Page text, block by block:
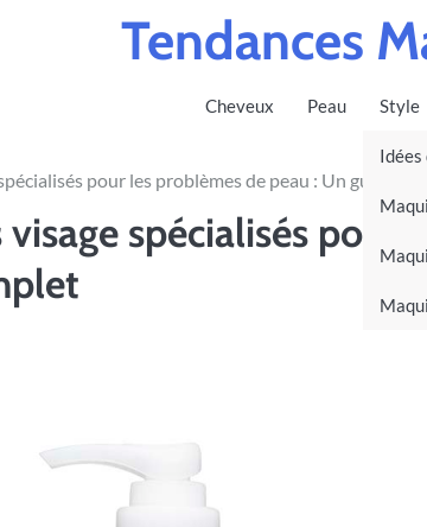
Tendances
Cheveux Peau Style
Idées
pour les problèmes de peau : Un guide
spécialisés pour